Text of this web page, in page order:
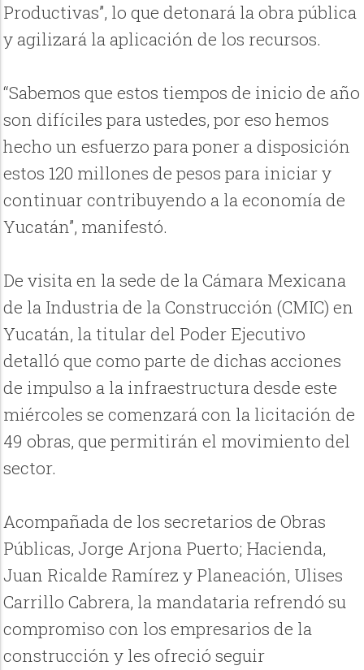
Productivas”, lo que detonará la obra pública
y agilizará la aplicación de los recursos.
“Sabemos que estos tiempos de inicio de año
son difíciles para ustedes, por eso hemos
hecho un esfuerzo para poner a disposición
estos 120 millones de pesos para iniciar y
continuar contribuyendo a la economía de
Yucatán”, manifestó.
De visita en la sede de la Cámara Mexicana
de la Industria de la Construcción (CMIC) en
Yucatán, la titular del Poder Ejecutivo
detalló que como parte de dichas acciones
de impulso a la infraestructura desde este
miércoles se comenzará con la licitación de
49 obras, que permitirán el movimiento del
sector.
Acompañada de los secretarios de Obras
Públicas, Jorge Arjona Puerto; Hacienda,
Juan Ricalde Ramírez y Planeación, Ulises
Carrillo Cabrera, la mandataria refrendó su
compromiso con los empresarios de la
construcción y les ofreció seguir